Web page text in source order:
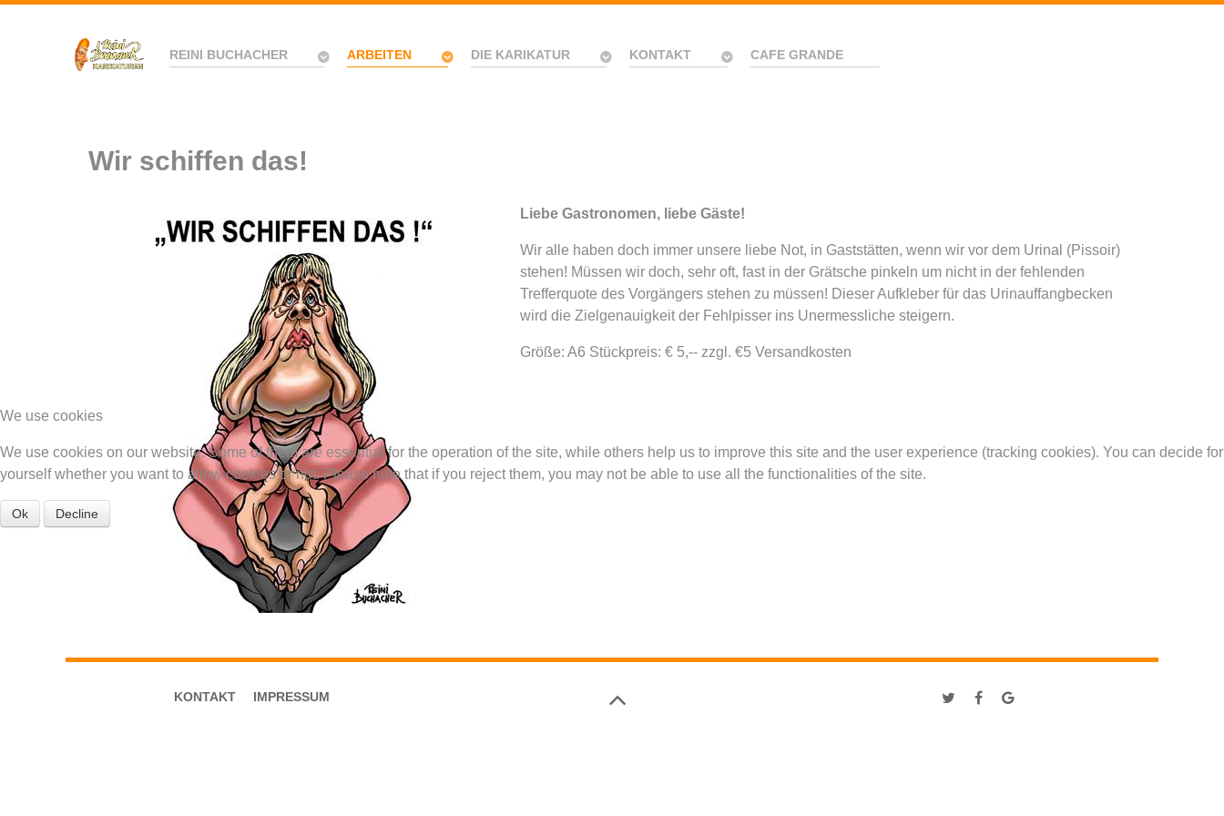
REINI BUCHACHER ARBEITEN DIE KARIKATUR KONTAKT CAFE GRANDE
Wir schiffen das!
Liebe Gastronomen, liebe Gäste!
Wir alle haben doch immer unsere liebe Not, in Gaststätten, wenn wir vor dem Urinal (Pissoir)
stehen! Müssen wir doch, sehr oft, fast in der Grätsche pinkeln um nicht in der fehlenden
Trefferquote des Vorgängers stehen zu müssen! Dieser Aufkleber für das Urinauffangbecken
wird die Zielgenauigkeit der Fehlpisser ins Unermessliche steigern.
Größe: A6 Stückpreis: € 5,-- zzgl. €5 Versandkosten
KONTAKT IMPRESSUM
We use cookies
We use cookies on our website. Some of them are essential for the operation of the site, while others help us to improve this site and the user experience (tracking cookies). You can decide for
yourself whether you want to allow cookies or not. Please note that if you reject them, you may not be able to use all the functionalities of the site.
Ok Decline